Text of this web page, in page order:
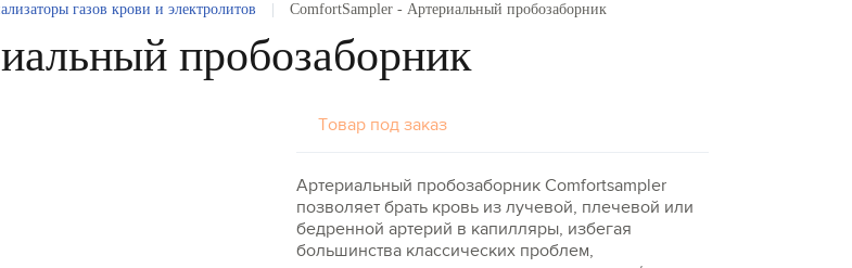
газов крови и электролитов ComfortSampler - Артериальный пробозаборник
пробозаборник
Товар под заказ
Артериальный пробозаборник Comfortsampler
позволяет брать кровь из лучевой, плечевой или
бедренной артерий в капилляры, избегая
большинства классических проблем,